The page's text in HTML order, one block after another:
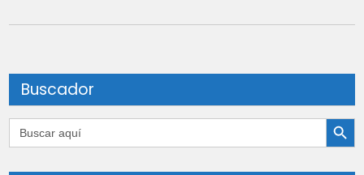
Buscador
Buscar: Botón de